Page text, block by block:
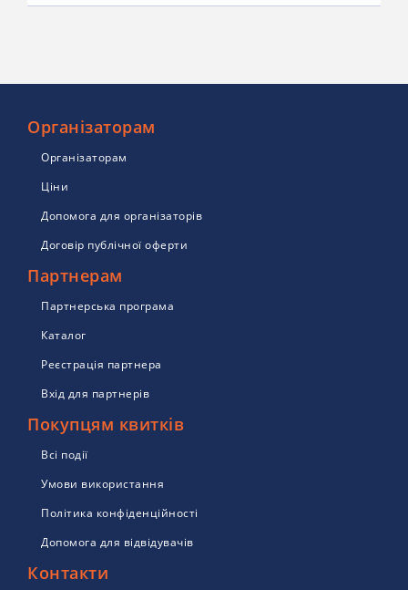
Організаторам
Організаторам
Ціни
Допомога для організаторів
Договір публічної оферти
Партнерам
Партнерська програма
Каталог
Реєстрація партнера
Вхід для партнерів
Покупцям квитків
Всі події
Умови використання
Політика конфіденційності
Допомога для відвідувачів
Контакти